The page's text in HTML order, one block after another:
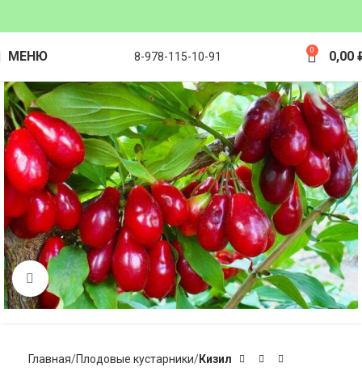
МЕНЮ 8-978-115-10-91 0 0,00
Click to enlarge
Главная Плодовые кустарники Кизил